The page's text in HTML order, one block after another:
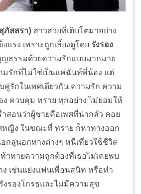
ภัสสรา) สาวสวยที่เติบโตมาอย่าง
รง เพราะถูกเลี้ยงดูโดย รังรอง
ธรรมด้วยความรักแบบมากมาย
มรักที่ไม่ใช่เป็นแค่ฉันท์พี่น้อง แต่
คู่รักในเพศเดียวกัน ความรัก ความ
ง ควบคุม ทราย ทุกอย่าง ไม่ยอมให้
สอนว่าผู้ชายคือเพศที่น่ากลัว คอย
หญิง ในขณะที่ ทราย ก็หาทางออก
กลู่นอกทางต่างๆ หนีเที่ยวใช้ชีวิต
าทายความถูกต้องที่เธอไม่เคยพบ
เช่นแย่งแฟนเพื่อนสนิท หรือทำ
งรองโกรธและไม่มีความสุข